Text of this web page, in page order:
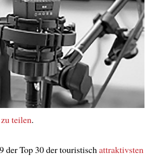
zu teilen.
der Top 30 der touristisch attraktivsten